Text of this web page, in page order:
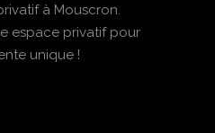
à Mouscron.
espace privatif pour
unique !